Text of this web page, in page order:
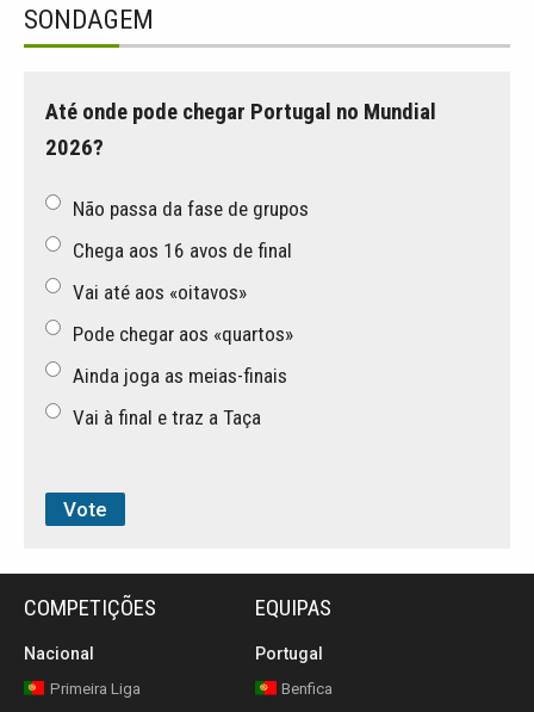
SONDAGEM
Até onde pode chegar Portugal no Mundial
2026?
Não passa da fase de grupos
Chega aos 16 avos de final
Vai até aos «oitavos»
Pode chegar aos «quartos»
Ainda joga as meias-finais
Vai à final e traz a Taça
COMPETIÇÕES
Nacional
Primeira Liga
EQUIPAS
Portugal
Benfica